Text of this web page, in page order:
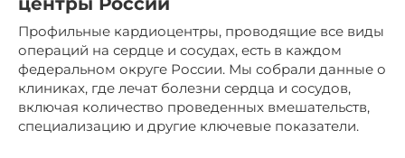
Профильные кардиоцентры, проводящие все виды
операций на сердце и сосудах, есть в каждом
федеральном округе России. Мы собрали данные о
клиниках, где лечат болезни сердца и сосудов,
включая количество проведенных вмешательств,
специализацию и другие ключевые показатели.